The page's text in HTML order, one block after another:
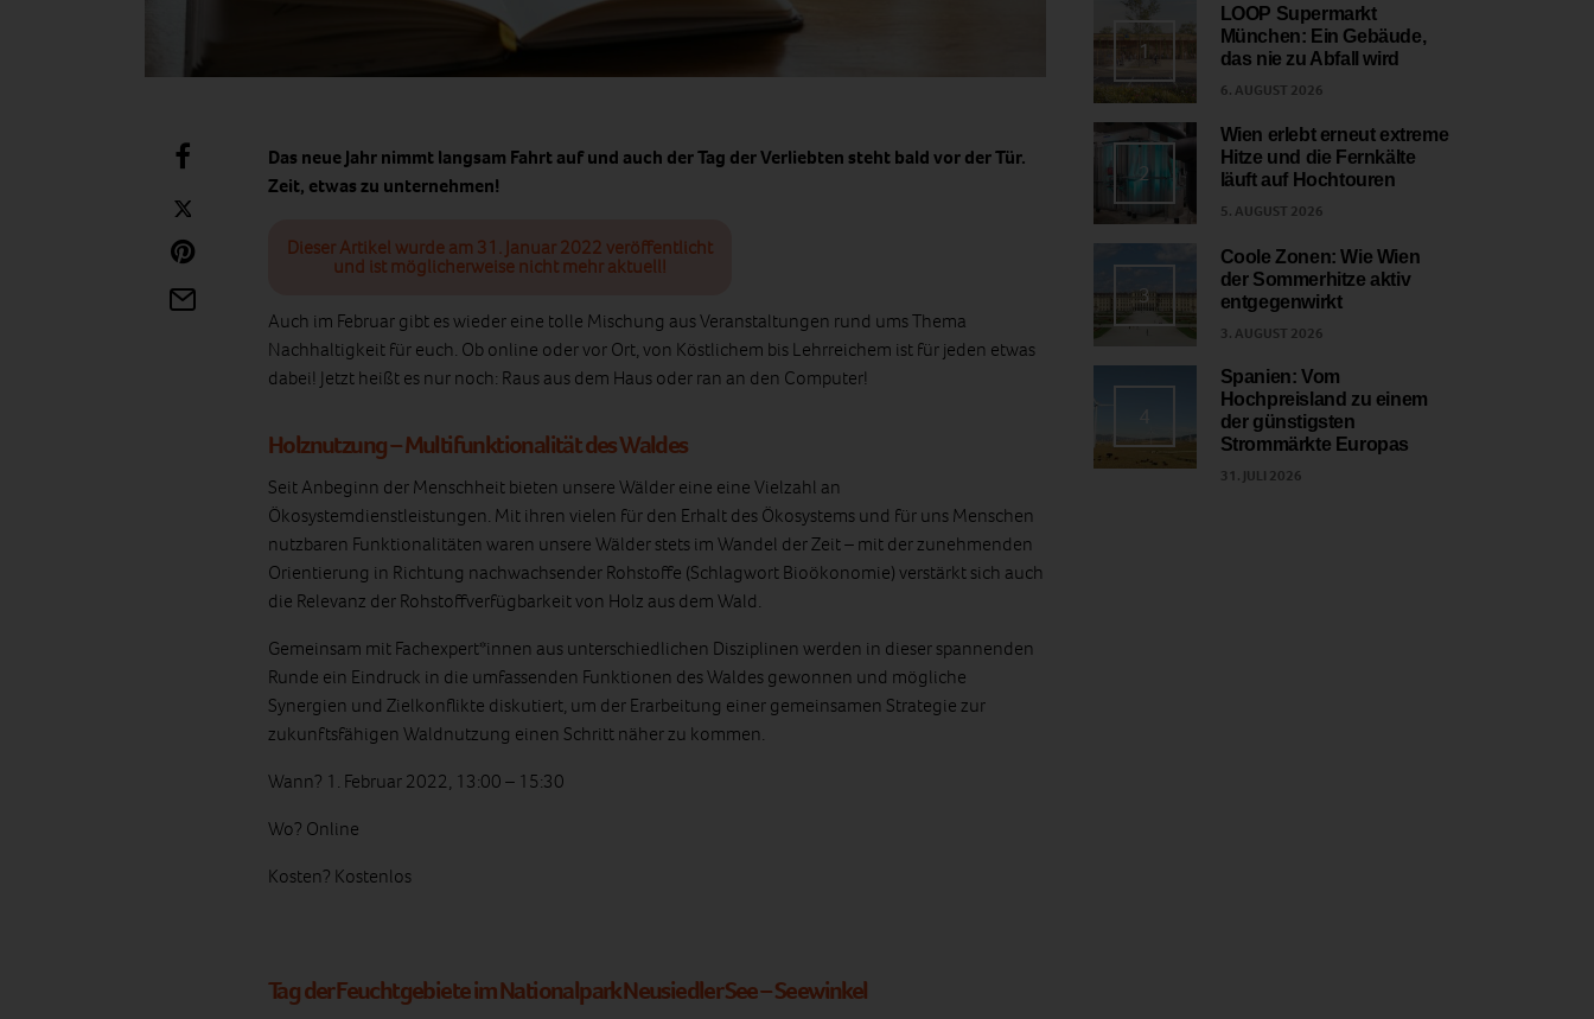
Das neue Jahr nimmt langsam Fahrt auf und auch der Tag der Verliebten steht bald vor der Tür.
Zeit, etwas zu unternehmen!
Dieser Artikel wurde am 31. Januar 2022 veröffentlicht
und ist möglicherweise nicht mehr aktuell!
Auch im Februar gibt es wieder eine tolle Mischung aus Veranstaltungen rund ums Thema
Nachhaltigkeit für euch. Ob online oder vor Ort, von Köstlichem bis Lehrreichem ist für jeden etwas
dabei! Jetzt heißt es nur noch: Raus aus dem Haus oder ran an den Computer!
Holznutzung – Multifunktionalität des Waldes
Seit Anbeginn der Menschheit bieten unsere Wälder eine eine Vielzahl an
Ökosystemdienstleistungen. Mit ihren vielen für den Erhalt des Ökosystems und für uns Menschen
nutzbaren Funktionalitäten waren unsere Wälder stets im Wandel der Zeit – mit der zunehmenden
Orientierung in Richtung nachwachsender Rohstoffe (Schlagwort Bioökonomie) verstärkt sich auch
die Relevanz der Rohstoffverfügbarkeit von Holz aus dem Wald.
Gemeinsam mit Fachexpert*innen aus unterschiedlichen Disziplinen werden in dieser spannenden
Runde ein Eindruck in die umfassenden Funktionen des Waldes gewonnen und mögliche
Synergien und Zielkonflikte diskutiert, um der Erarbeitung einer gemeinsamen Strategie zur
zukunftsfähigen Waldnutzung einen Schritt näher zu kommen.
Wann? 1. Februar 2022, 13:00 – 15:30
Wo? Online
Kosten? Kostenlos
Tag der Feuchtgebiete im Nationalpark Neusiedler See – Seewinkel
1
LOOP Supermarkt
München: Ein Gebäude,
das nie zu Abfall wird
6. AUGUST 2026
2
Wien erlebt erneut extreme
Hitze und die Fernkälte
läuft auf Hochtouren
5. AUGUST 2026
3
Coole Zonen: Wie Wien
der Sommerhitze aktiv
entgegenwirkt
3. AUGUST 2026
4
Spanien: Vom
Hochpreisland zu einem
der günstigsten
Strommärkte Europas
31. JULI 2026